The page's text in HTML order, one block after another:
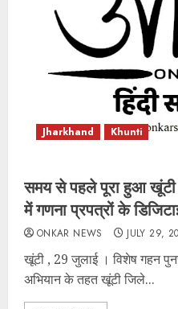
Jharkhand Khunti
समय से पहले पूरा हुआ खूंटी
में गणना प्रपत्रों के
ONKAR NEWS JULY 29,
खूंटी , 29 जुलाई । विशेष गहन
अभियान के तहत खूंटी जिले...